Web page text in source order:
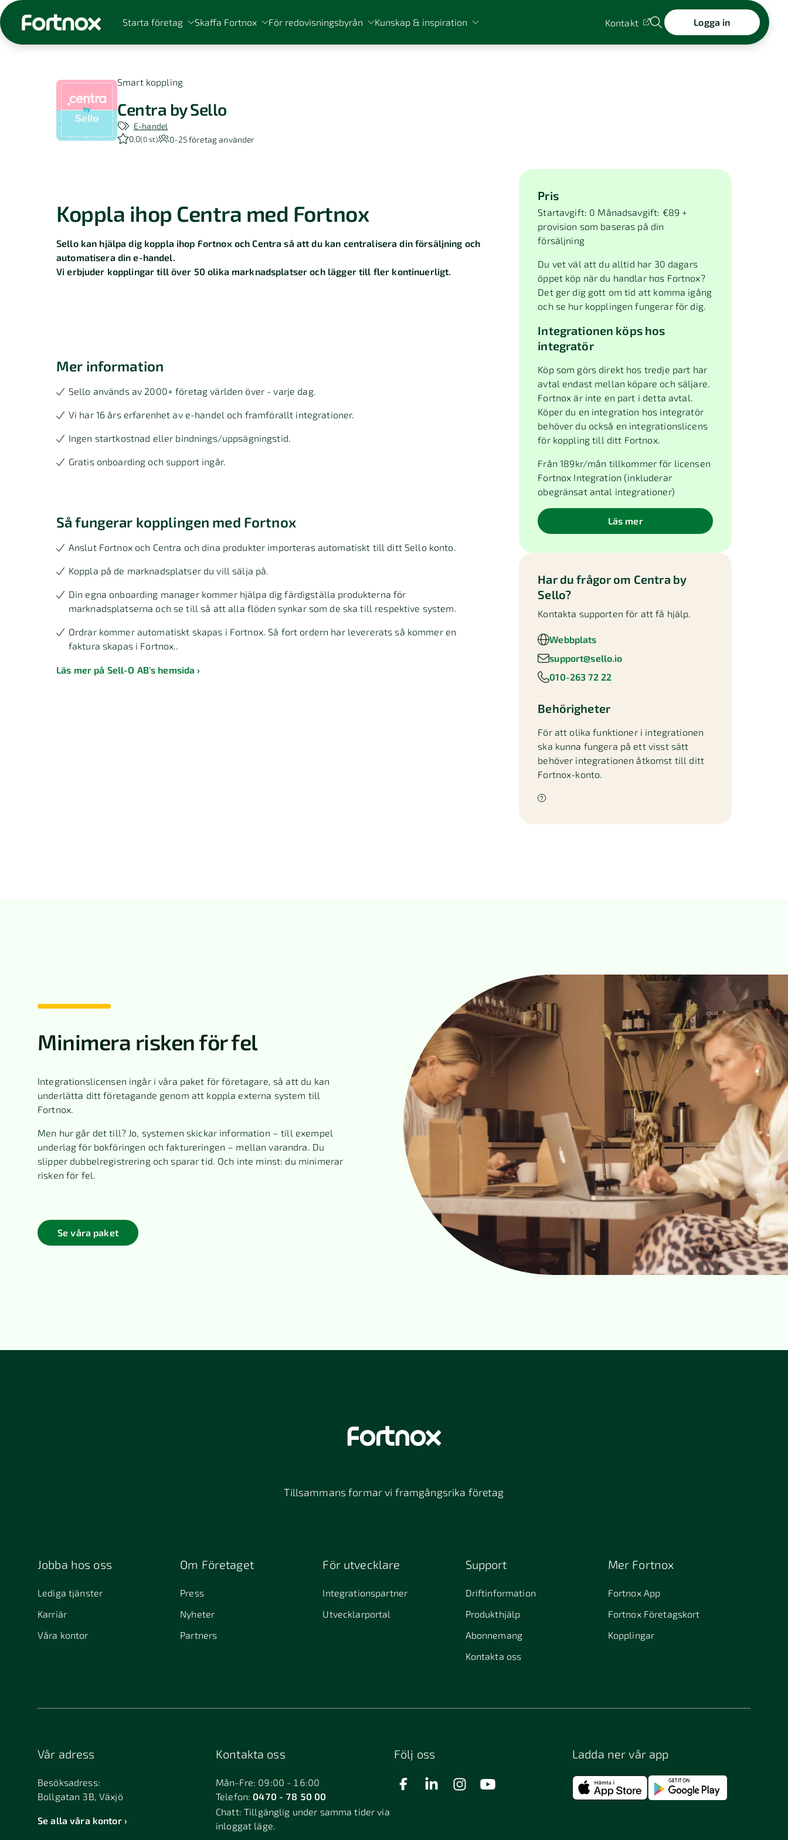
Starta företag Skaffa Fortnox För redovisningsbyrån Kunskap & inspiration Kontakt Logga in
Sök på Fortnox
Smart koppling
Centra by Sello
E-handel
0.0(0 st) 0-25företag använder
Koppla ihop Centra med Fortnox
Sello kan hjälpa dig koppla ihop Fortnox och Centra så att du kan centralisera din försäljning och
automatisera din e-handel.
Vi erbjuder kopplingar till över 50 olika marknadsplatser och lägger till fler kontinuerligt.
Mer information
Sello används av 2000+ företag världen över - varje dag.
Vi har 16 års erfarenhet av e-handel och framförallt integrationer.
Ingen startkostnad eller bindnings/uppsägningstid.
Gratis onboarding och support ingår.
Så fungerar kopplingen med Fortnox
Anslut Fortnox och Centra och dina produkter importeras automatiskt till ditt Sello konto.
Koppla på de marknadsplatser du vill sälja på.
Din egna onboarding manager kommer hjälpa dig färdigställa produkterna för
marknadsplatserna och se till så att alla flöden synkar som de ska till respektive system.
Ordrar kommer automatiskt skapas i Fortnox. Så fort ordern har levererats så kommer en
faktura skapas i Fortnox..
Läs mer på Sell-O AB's hemsida
Pris
Startavgift: 0 Månadsavgift: €89 +
provision som baseras på din
försäljning
Du vet väl att du alltid har 30 dagars
öppet köp när du handlar hos Fortnox?
Det ger dig gott om tid att komma igång
och se hur kopplingen fungerar för dig.
Integrationen köps hos
integratör
Köp som görs direkt hos tredje part har
avtal endast mellan köpare och säljare.
Fortnox är inte en part i detta avtal.
Köper du en integration hos integratör
behöver du också en integrationslicens
för koppling till ditt Fortnox.
Från 189kr/mån tillkommer för licensen
Fortnox Integration (inkluderar
obegränsat antal integrationer)
Läs mer
Har du frågor om Centra by
Sello?
Kontakta supporten för att få hjälp.
Webbplats
support@sello.io
010-263 72 22
Behörigheter
För att olika funktioner i integrationen
ska kunna fungera på ett visst sätt
behöver integrationen åtkomst till ditt
Fortnox-konto.
Minimera risken för fel
Integrationslicensen ingår i våra paket för företagare, så att du kan
underlätta ditt företagande genom att koppla externa system till
Fortnox.
Men hur går det till? Jo, systemen skickar information – till exempel
underlag för bokföringen och faktureringen – mellan varandra. Du
slipper dubbelregistrering och sparar tid. Och inte minst: du minimerar
risken för fel.
Se våra paket
Tillsammans formar vi framgångsrika företag
Jobba hos oss
Lediga tjänster
Karriär
Våra kontor
Om Företaget
Press
Nyheter
Partners
För utvecklare
Integrationspartner
Utvecklarportal
Support
Driftinformation
Produkthjälp
Abonnemang
Kontakta oss
Mer Fortnox
Fortnox App
Fortnox Företagskort
Kopplingar
Vår adress
Besöksadress:
Bollgatan 3B, Växjö
Se alla våra kontor
Kontakta oss
Mån-Fre: 09:00 - 16:00
Telefon:0470 - 78 50 00
Chatt:Tillgänglig under samma tider via
inloggat läge.
Följ oss Ladda ner vår app